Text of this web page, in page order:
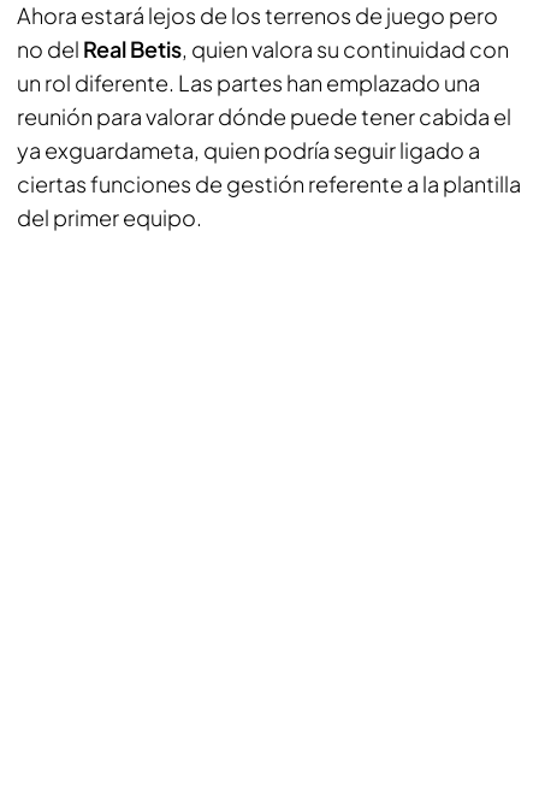
Ahora estará lejos de los terrenos de juego pero
no del Real Betis, quien valora su continuidad con
un rol diferente. Las partes han emplazado una
reunión para valorar dónde puede tener cabida el
ya exguardameta, quien podría seguir ligado a
ciertas funciones de gestión referente a la plantilla
del primer equipo.